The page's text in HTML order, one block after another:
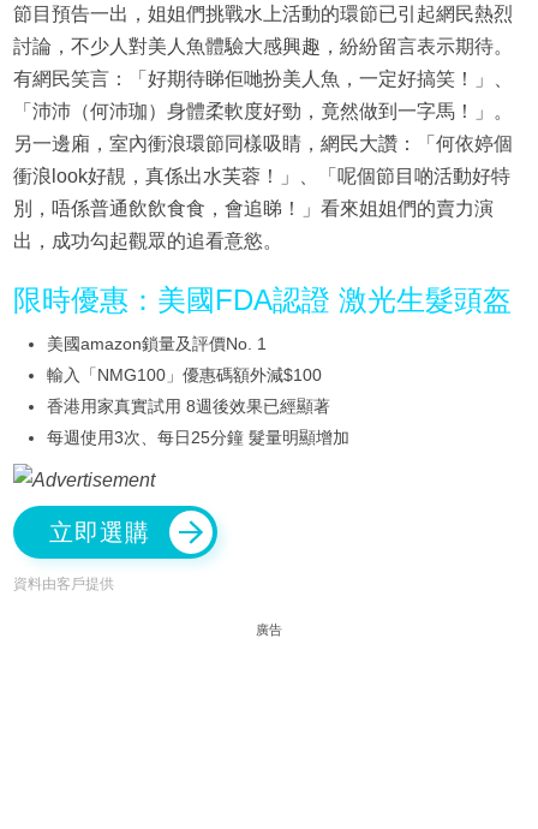
節目預告一出，姐姐們挑戰水上活動的環節已引起網民熱烈
討論，不少人對美人魚體驗大感興趣，紛紛留言表示期待。
有網民笑言：「好期待睇佢哋扮美人魚，一定好搞笑！」、
「沛沛（何沛珈）身體柔軟度好勁，竟然做到一字馬！」。
另一邊廂，室內衝浪環節同樣吸睛，網民大讚：「何依婷個
衝浪look好靚，真係出水芙蓉！」、「呢個節目啲活動好特
別，唔係普通飲飲食食，會追睇！」看來姐姐們的賣力演
出，成功勾起觀眾的追看意慾。
限時優惠：美國FDA認證 激光生髮頭盔
美國amazon鎖量及評價No. 1
輸入「NMG100」優惠碼額外減$100
香港用家真實試用 8週後效果已經顯著
每週使用3次、每日25分鐘 髮量明顯增加
立即選購
資料由客戶提供
廣告